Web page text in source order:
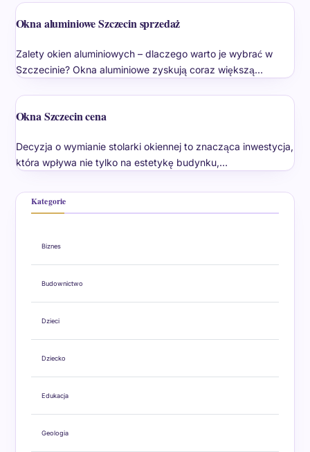
Okna aluminiowe Szczecin sprzedaż
Zalety okien aluminiowych – dlaczego warto je wybrać w
Szczecinie? Okna aluminiowe zyskują coraz większą…
Okna Szczecin cena
Decyzja o wymianie stolarki okiennej to znacząca inwestycja,
która wpływa nie tylko na estetykę budynku,…
Kategorie
Biznes
Budownictwo
Dzieci
Dziecko
Edukacja
Geologia